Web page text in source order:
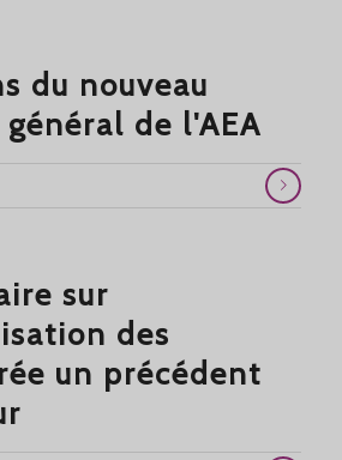
du nouveau
de l'AEA
sur
des
un précédent